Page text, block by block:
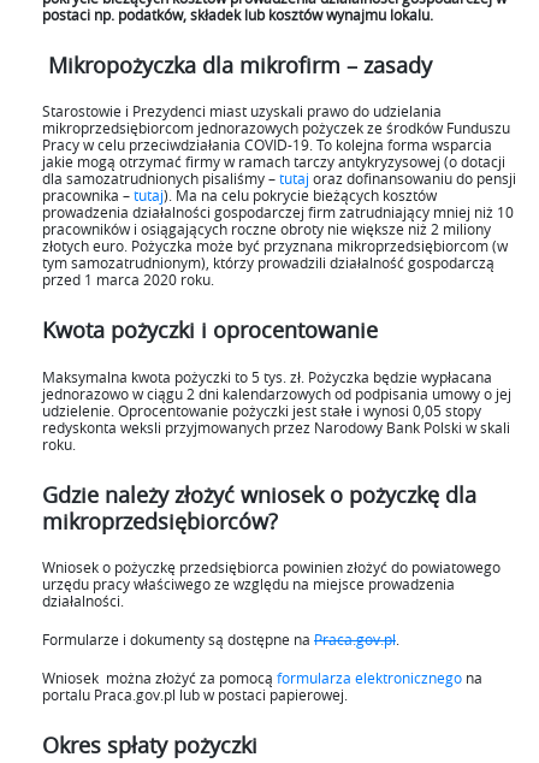
postaci np. podatków, składek lub kosztów wynajmu lokalu.
Mikropożyczka dla mikrofirm – zasady
Starostowie i Prezydenci miast uzyskali prawo do udzielania
mikroprzedsiębiorcom jednorazowych pożyczek ze środków Funduszu
Pracy w celu przeciwdziałania COVID-19. To kolejna forma wsparcia
jakie mogą otrzymać firmy w ramach tarczy antykryzysowej (o dotacji
dla samozatrudnionych pisaliśmy –tutaj oraz dofinansowaniu do pensji
pracownika –tutaj). Ma na celu pokrycie bieżących kosztów
prowadzenia działalności gospodarczej firm zatrudniający mniej niż 10
pracowników i osiągających roczne obroty nie większe niż 2 miliony
złotych euro. Pożyczka może być przyznana mikroprzedsiębiorcom (w
tym samozatrudnionym), którzy prowadzili działalność gospodarczą
przed 1 marca 2020 roku.
Kwota pożyczki i oprocentowanie
Maksymalna kwota pożyczki to 5 tys. zł. Pożyczka będzie wypłacana
jednorazowo w ciągu 2 dni kalendarzowych od podpisania umowy o jej
udzielenie. Oprocentowanie pożyczki jest stałe i wynosi 0,05 stopy
redyskonta weksli przyjmowanych przez Narodowy Bank Polski w skali
roku.
Gdzie należy złożyć wniosek o pożyczkę dla
mikroprzedsiębiorców?
Wniosek o pożyczkę przedsiębiorca powinien złożyć do powiatowego
urzędu pracy właściwego ze względu na miejsce prowadzenia
działalności.
Formularze i dokumenty są dostępne na Praca.gov.pl
Wniosek można złożyć za pomocą formularza elektronicznego na
portalu Praca.gov.pl lub w postaci papierowej.
Okres spłaty pożyczki